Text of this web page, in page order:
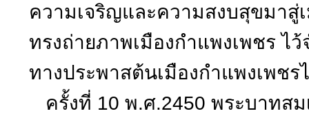
ความเจริญและความสงบสุขมาสู่
ทรงถ่ายภาพเมืองกำแพงเพชร ไ
ทางประพาสต้นเมืองกำแพงเพชร
ครั้งที่ 10 พ.ศ.2450 พระบาทสม